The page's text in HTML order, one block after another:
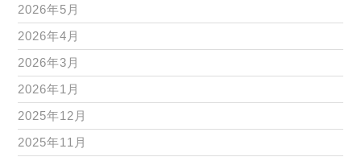
2026年5月
2026年4月
2026年3月
2026年1月
2025年12月
2025年11月